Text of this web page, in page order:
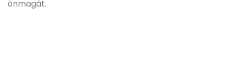
önmagát.